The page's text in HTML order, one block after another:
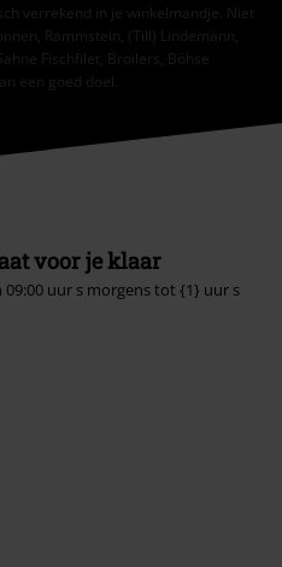
verrekend in je winkelmandje. Niet
Rammstein, (Till) Lindemann,
Fischfilet, Broilers, Böhse
een goed doel.
voor je klaar
uur s morgens tot {1} uur s